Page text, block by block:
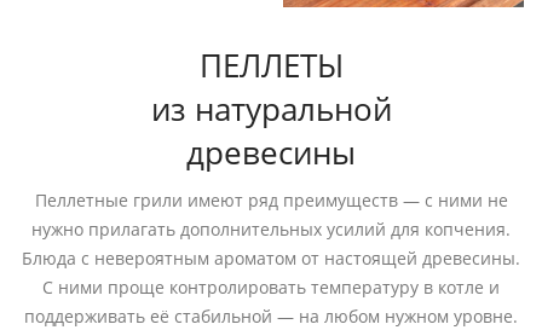
ПЕЛЛЕТЫ
из натуральной
древесины
Пеллетные грили имеют ряд преимуществ — с ними не
нужно прилагать дополнительных усилий для копчения.
Блюда с невероятным ароматом от настоящей древесины.
С ними проще контролировать температуру в котле и
поддерживать её стабильной — на любом нужном уровне.